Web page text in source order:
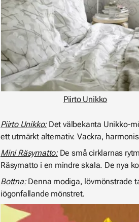
Piirto Unikko
Piirto Unikko:Det välbekanta Unikko-
ett utmärkt alternativ. Vackra,
Mini Räsymatto:De små cirklarnas
Räsymatto i en mindre skala. De nya
Bottna:Denna modiga, lövmönstrade
iögonfallande mönstret.